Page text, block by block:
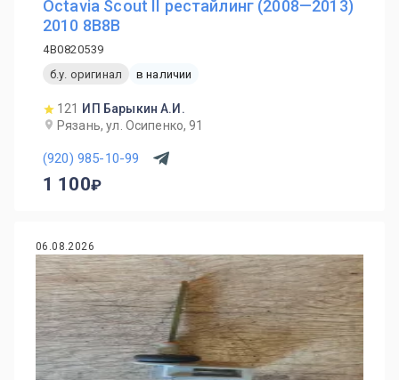
Octavia Scout II рестайлинг (2008—2013)
2010 8B8B
4B0820539
б.у. оригинал
в наличии
121
ИП Барыкин А.И.
Рязань, ул. Осипенко, 91
(920) 985-10-99
1 100
06.08.2026